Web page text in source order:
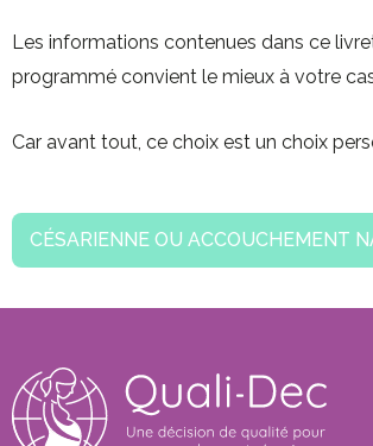
Les informations contenues dans ce
programmé convient le mieux à votre
Car avant tout, ce choix est un choix
CÉSARIENNE OU ACCOUCHEMENT